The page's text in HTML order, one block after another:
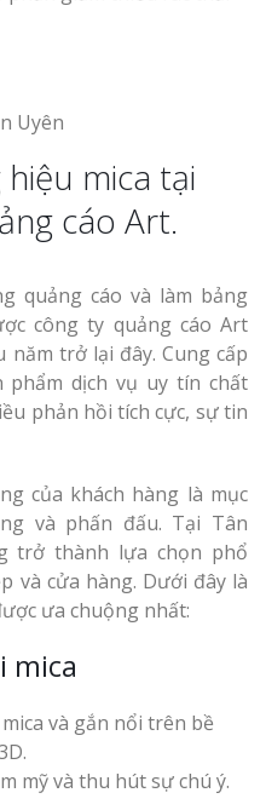
mica tại
cáo Art.
quảng cáo và làm bảng
công ty quảng cáo Art
trở lại đây. Cung cấp
phẩm dịch vụ uy tín chất
phản hồi tích cực, sự tin
của khách hàng là mục
và phấn đấu. Tại Tân
trở thành lựa chọn phổ
và cửa hàng. Dưới đây là
ưa chuộng nhất:
mica
và gắn nổi trên bề
mỹ và thu hút sự chú ý.